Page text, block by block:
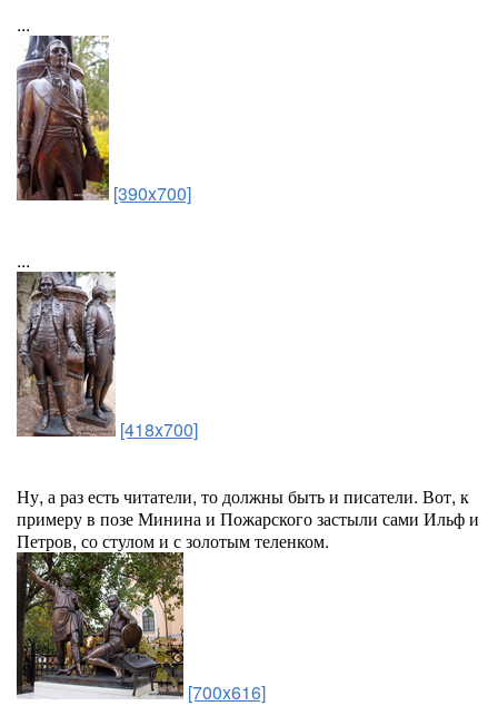
...
[390x700]
...
[418x700]
Ну, а раз есть читатели, то должны быть и писатели. Вот, к
примеру в позе Минина и Пожарского застыли сами Ильф и
Петров, со стулом и с золотым теленком.
[700x616]